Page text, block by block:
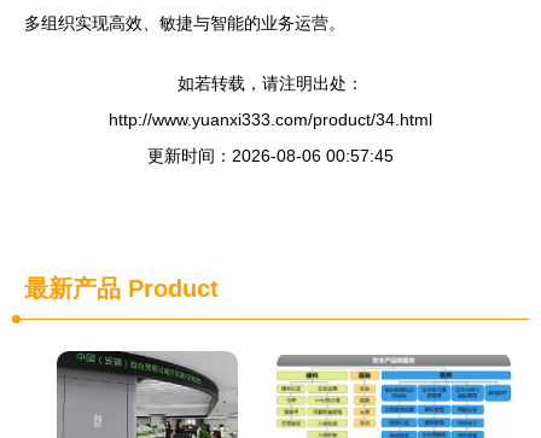
多组织实现高效、敏捷与智能的业务运营。
如若转载，请注明出处：
http://www.yuanxi333.com/product/34.html
更新时间：2026-08-06 00:57:45
最新产品 Product